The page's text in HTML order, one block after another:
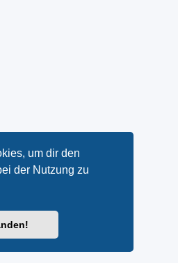
um dir den
der Nutzung zu